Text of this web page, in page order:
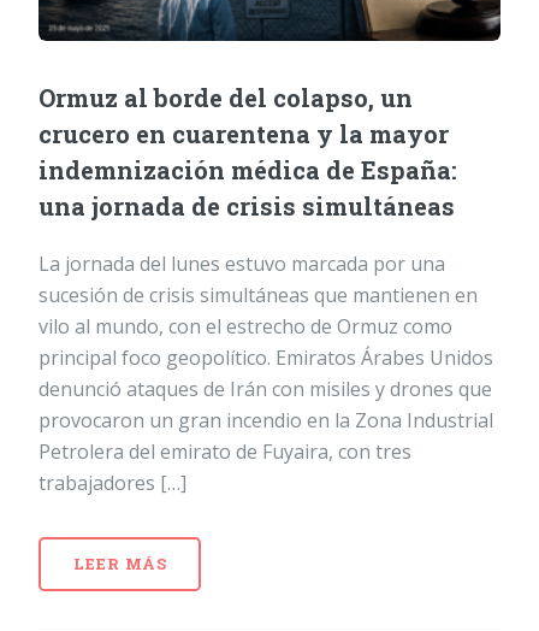
Ormuz al borde del colapso, un
crucero en cuarentena y la mayor
indemnización médica de España:
una jornada de crisis simultáneas
La jornada del lunes estuvo marcada por una
sucesión de crisis simultáneas que mantienen en
vilo al mundo, con el estrecho de Ormuz como
principal foco geopolítico. Emiratos Árabes Unidos
denunció ataques de Irán con misiles y drones que
provocaron un gran incendio en la Zona Industrial
Petrolera del emirato de Fuyaira, con tres
trabajadores […]
LEER MÁS